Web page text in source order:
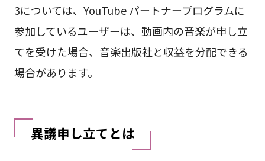
3については、YouTube パートナープログラムに
参加しているユーザーは、動画内の音楽が申し立
てを受けた場合、音楽出版社と収益を分配できる
場合があります。
異議申し立てとは